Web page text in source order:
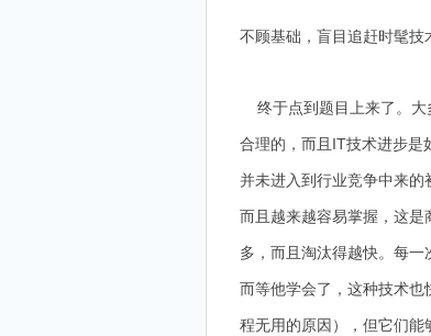
不顾基础，盲目追赶时髦技
终于点到题目上来了。大
合理的，而且IT技术进步是
并未进入到行业竞争中来
而且越来越容易掌握，这
多，而且淘汰得越快。每
而等他学会了，这种技术
程无用的原因），但它们